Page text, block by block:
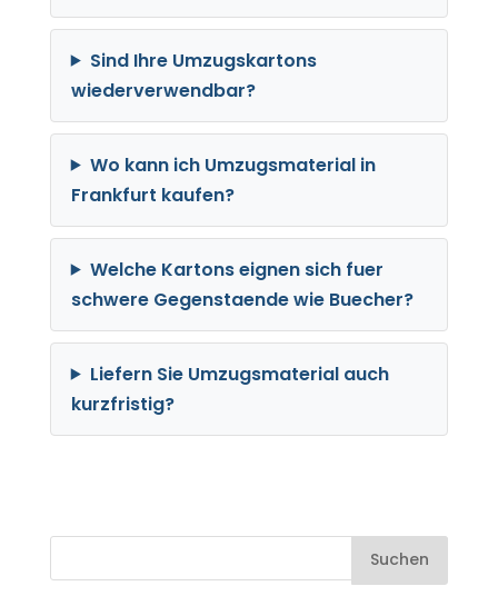
Sind Ihre Umzugskartons
wiederverwendbar?
Wo kann ich Umzugsmaterial in
Frankfurt kaufen?
Welche Kartons eignen sich fuer
schwere Gegenstaende wie Buecher?
Liefern Sie Umzugsmaterial auch
kurzfristig?
Suchen